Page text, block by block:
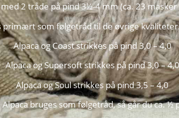
2 tråde på pind 3½-4 mm (ca. 23 masker
primært som følgetråd til de øvrige
Alpaca og Coast strikkes på pind 3,0 – 4,0
Alpaca og Supersoft strikkes på pind 3,0 – 4,0
Alpaca og Soul strikkes på pind 3,5 – 4,0
bruges som følgetråd, så går du ca.